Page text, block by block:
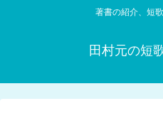
著書の紹介、短
田村元の短